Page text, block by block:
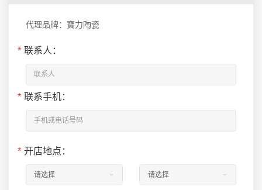
代理品牌：寶力陶瓷
* 联系人：
* 联系手机：
* 开店地点：